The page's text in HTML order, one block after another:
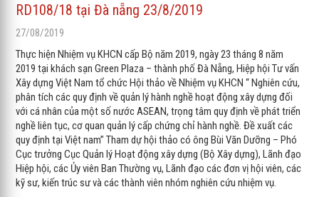
RD108/18 tại Đà nẵng 23/8/2019
27/08/2019
Thực hiện Nhiệm vụ KHCN cấp Bộ năm 2019, ngày 23 tháng 8 năm
2019 tại khách sạn Green Plaza – thành phố Đà Nẵng, Hiệp hội Tư vấn
Xây dựng Việt Nam tổ chức Hội thảo về Nhiệm vụ KHCN “ Nghiên cứu,
phân tích các quy định về quản lý hành nghề hoạt động xây dựng đối
với cá nhân của một số nước ASEAN, trọng tâm quy định về phát triển
nghề liên tục, cơ quan quản lý cấp chứng chỉ hành nghề. Đề xuất các
quy định tại Việt nam” Tham dự hội thảo có ông Bùi Văn Dưỡng – Phó
Cục trưởng Cục Quản lý Hoạt động xây dựng (Bộ Xây dựng), Lãnh đạo
Hiệp hội, các Ủy viên Ban Thường vụ, Lãnh đạo các đơn vị hội viên, các
kỹ sư, kiến trúc sư và các thành viên nhóm nghiên cứu nhiệm vụ.